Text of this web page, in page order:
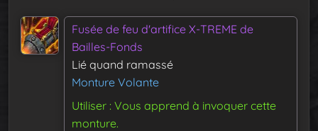
Fusée de feu d'artifice X-TREME de
Bailles-Fonds
Lié quand ramassé
Monture Volante
Utiliser : Vous apprend à invoquer cette
monture.